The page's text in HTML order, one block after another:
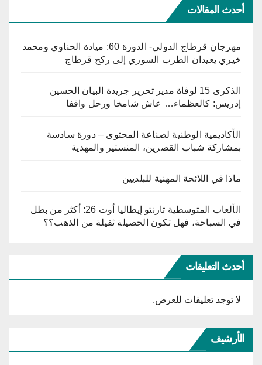
أحدث المقالات
مهرجان قرطاج الدولي- الدورة 60: ميادة الحناوي ومحمد
خيري يعيدان الطرب السوري إلى ركح قرطاج
الذكرى 15 لوفاة مدير تحرير جريدة البيان الحسين
إدريس: كالعظماء… عاش شامخا ورحل واقفا
الأكاديمية الوطنية لصناعة المحتوى – دورة سادسة
بمشاركة شباب القصرين، المنستير والمهدية
ماذا في اللائحة المهنية للبلديين
الألعاب المتوسطية تارنتو إيطاليا أوت 26: أكثر من بطل
في السباحة، فهل تكون الحصيلة ثقيلة من الذهب؟؟
أحدث التعليقات
لا توجد تعليقات للعرض.
الأرشيف